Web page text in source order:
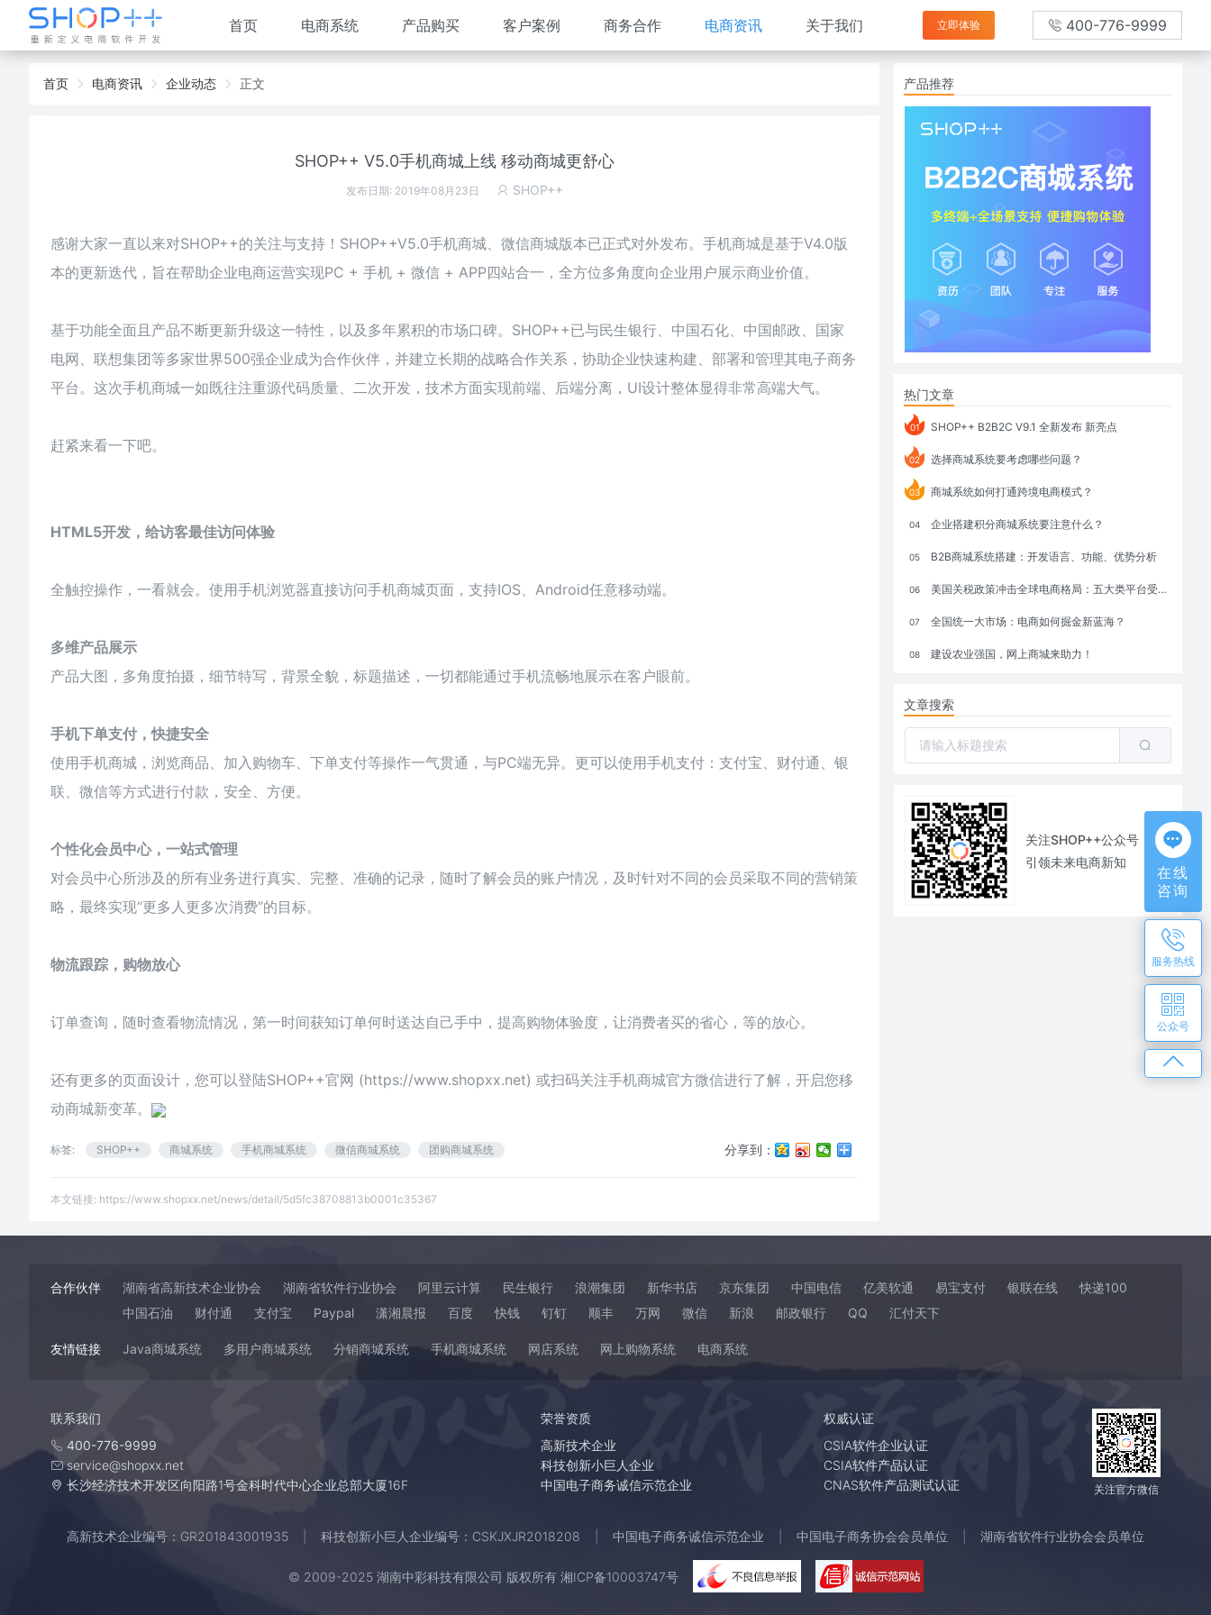
首页 电商系统 产品购买 客户案例 商务合作 电商资讯 关于我们 立即体验 400-776-9999
首页 电商资讯 企业动态 正文
SHOP++ V5.0手机商城上线 移动商城更舒心
发布日期: 2019年08月23日 SHOP++
感谢大家一直以来对SHOP++的关注与支持！SHOP++V5.0手机商城、微信商城版本已正式对外发布。手机商城是基于V4.0版
本的更新迭代，旨在帮助企业电商运营实现PC + 手机 + 微信 + APP四站合一，全方位多角度向企业用户展示商业价值。
基于功能全面且产品不断更新升级这一特性，以及多年累积的市场口碑。SHOP++已与民生银行、中国石化、中国邮政、国家
电网、联想集团等多家世界500强企业成为合作伙伴，并建立长期的战略合作关系，协助企业快速构建、部署和管理其电子商务
平台。这次手机商城一如既往注重源代码质量、二次开发，技术方面实现前端、后端分离，UI设计整体显得非常高端大气。
赶紧来看一下吧。
HTML5开发，给访客最佳访问体验
全触控操作，一看就会。使用手机浏览器直接访问手机商城页面，支持IOS、Android任意移动端。
多维产品展示
产品大图，多角度拍摄，细节特写，背景全貌，标题描述，一切都能通过手机流畅地展示在客户眼前。
手机下单支付，快捷安全
使用手机商城，浏览商品、加入购物车、下单支付等操作一气贯通，与PC端无异。更可以使用手机支付：支付宝、财付通、银
联、微信等方式进行付款，安全、方便。
个性化会员中心，一站式管理
对会员中心所涉及的所有业务进行真实、完整、准确的记录，随时了解会员的账户情况，及时针对不同的会员采取不同的营销策
略，最终实现“更多人更多次消费”的目标。
物流跟踪，购物放心
订单查询，随时查看物流情况，第一时间获知订单何时送达自己手中，提高购物体验度，让消费者买的省心，等的放心。
还有更多的页面设计，您可以登陆SHOP++官网 (https://www.shopxx.net) 或扫码关注手机商城官方微信进行了解，开启您移
动商城新变革。
标签: SHOP++ 商城系统 手机商城系统 微信商城系统 团购商城系统 分享到：
本文链接: https://www.shopxx.net/news/detail/5d5fc38708813b0001c35367
产品推荐
热门文章
01 SHOP++ B2B2C V9.1 全新发布 新亮点
02 选择商城系统要考虑哪些问题？
03 商城系统如何打通跨境电商模式？
04 企业搭建积分商城系统要注意什么？
05 B2B商城系统搭建：开发语言、功能、优势分析
06 美国关税政策冲击全球电商格局：五大类平台受重创，转型与自救成关键
07 全国统一大市场：电商如何掘金新蓝海？
08 建设农业强国，网上商城来助力！
文章搜索
关注SHOP++公众号
引领未来电商新知
合作伙伴 湖南省高新技术企业协会 湖南省软件行业协会 阿里云计算 民生银行 浪潮集团 新华书店 京东集团 中国电信 亿美软通 易宝支付 银联在线
快递100
中国石油
财付通 支付宝 Paypal 潇湘晨报 百度 快钱 钉钉 顺丰 万网 微信 新浪 邮政银行 QQ 汇付天下
友情链接 Java商城系统 多用户商城系统 分销商城系统 手机商城系统 网店系统 网上购物系统 电商系统
联系我们
400-776-9999
service@shopxx.net
长沙经济技术开发区向阳路1号金科时代中心企业总部大厦16F
荣誉资质
高新技术企业
科技创新小巨人企业
中国电子商务诚信示范企业
权威认证
CSIA软件企业认证
CSIA软件产品认证
CNAS软件产品测试认证
关注官方微信
高新技术企业编号：GR201843001935 科技创新小巨人企业编号：CSKJXJR2018208 中国电子商务诚信示范企业 中国电子商务协会会员单位 湖南省软件行业协会会员单位
© 2009-2025 湖南中彩科技有限公司 版权所有 湘ICP备10003747号
在线
咨询
服务热线
公众号